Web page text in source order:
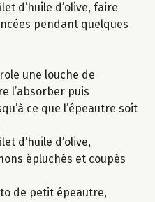
d’huile d’olive, faire
pendant quelques
une louche de
l’absorber puis
ce que l’épeautre soit
d’huile d’olive,
épluchés et coupés
de petit épeautre,